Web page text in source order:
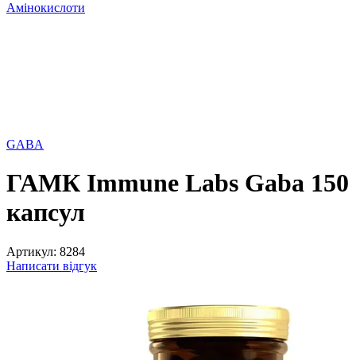
Амінокислоти
GABA
ГАМК Immune Labs Gaba 150
капсул
Артикул: 8284
Написати відгук